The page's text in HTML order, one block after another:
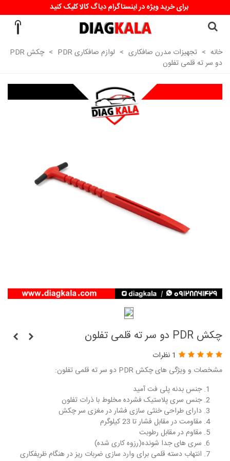
برای خرید ویژه در اینستاگرام دیاگ کالا کلیک کنید
خانه > تجهیزات مدرن صافکاری > لوازم صافکاری PDR >
چکش PDR
دو سر ته قلمی تفلون
چکش PDR دو سر ته قلمی تفلون
1 نظرات
مشخصات و ویژگی های چکش PDR دو سر ته قلمی تفلون:
جنس بدنه پلی فت آمید
جنس سری پلاستیک فشرده مخلوط با ذرات تفلون
دارای طراحی خنثی سازی فشار در مغزی سر چکش
مقاومت در مقابل فشار تا 23 کیلوگرم
مقاوم در مقابل رطوبت
سری های جدا شونده(رزوه کاری شده)
انتهاب دسته قلمی برای وارد سازی ضربات ریز در هنگام ظریفکاری